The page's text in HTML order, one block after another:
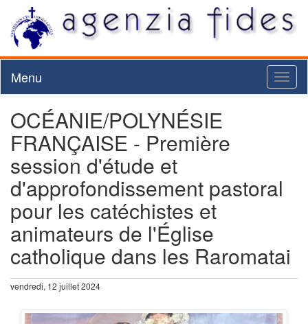
Menu
OCÉANIE/POLYNÉSIE
FRANÇAISE - Première
session d'étude et
d'approfondissement pastoral
pour les catéchistes et
animateurs de l'Église
catholique dans les Raromatai
vendredi, 12 juillet 2024